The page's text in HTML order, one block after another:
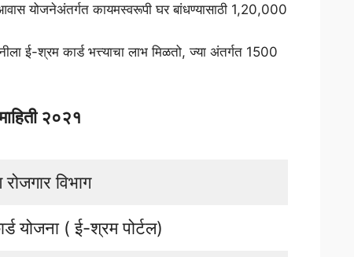
योजनेअंतर्गत कायमस्वरूपी घर बांधण्यासाठी 1,20,000
ई-श्रम कार्ड भत्त्याचा लाभ मिळतो, ज्या अंतर्गत 1500
२०२१
विभाग
योजना ( ई-श्रम पोर्टल)